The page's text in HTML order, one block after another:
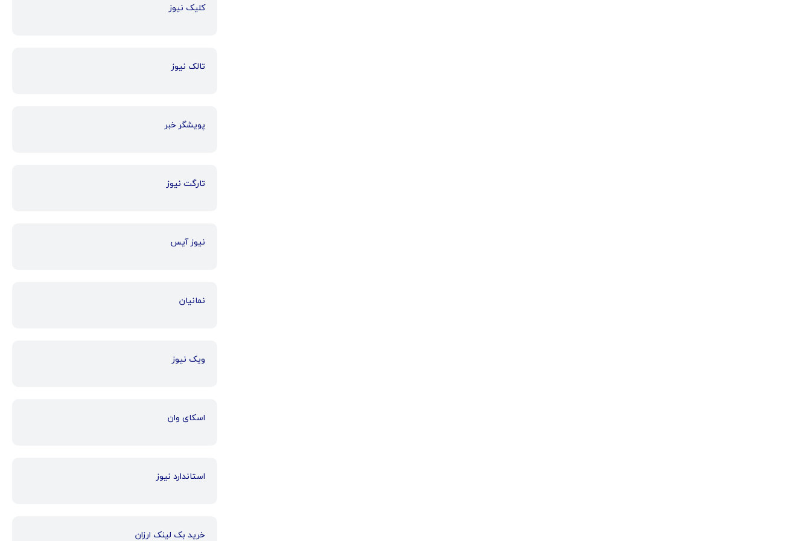
کلیک نیوز
تالک نیوز
پویشگر خبر
تارگت نیوز
نیوز آیس
نمانیان
ویک نیوز
اسکای وان
استاندارد نیوز
خرید بک لینک ارزان